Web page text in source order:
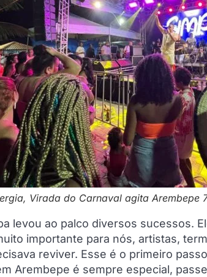
Virada do Carnaval agita Arembepe
levou ao palco diversos sucessos.
importante para nós, artistas,
reviver. Esse é o primeiro
Arembepe é sempre especial,